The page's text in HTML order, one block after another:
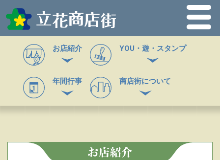
お店紹介 YOU・遊・スタンプ
年間行事 商店街について